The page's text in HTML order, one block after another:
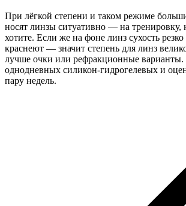
При лёгкой степени и таком режиме
носят линзы ситуативно — на тренировку,
хотите. Если же на фоне линз сухость резко
краснеют — значит степень для линз
лучше очки или рефракционные варианты.
однодневных силикон-гидрогелевых и
пару недель.